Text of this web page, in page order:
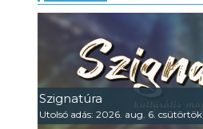
Szignatúra
Utolsó adás: 2026. aug. 6. csütörtök